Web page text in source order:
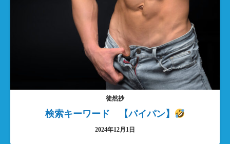
徒然抄
検索キーワード 【パイパン】
2024年12月1日